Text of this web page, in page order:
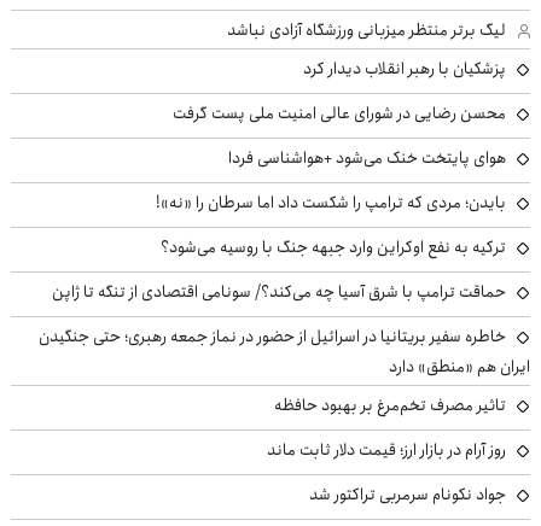
لیگ برتر منتظر میزبانی ورزشگاه آزادی نباشد
پزشکیان با رهبر انقلاب دیدار کرد
محسن رضایی در شورای عالی امنیت ملی پست گرفت
هوای پایتخت خنک می‌شود +هواشناسی فردا
بایدن؛ مردی که ترامپ را شکست داد اما سرطان را «نه»!
ترکیه به نفع اوکراین وارد جبهه جنگ با روسیه می‌شود؟
حماقت ترامپ با شرق آسیا چه می‌کند؟/ سونامی اقتصادی از تنگه تا ژاپن
خاطره سفیر بریتانیا در اسرائیل از حضور در نماز جمعه رهبری؛ حتی جنگیدن
ایران هم «منطق» دارد
تاثیر مصرف تخم‌مرغ بر بهبود حافظه
روز آرام در بازار ارز؛ قیمت دلار ثابت ماند
جواد نکونام سرمربی تراکتور شد